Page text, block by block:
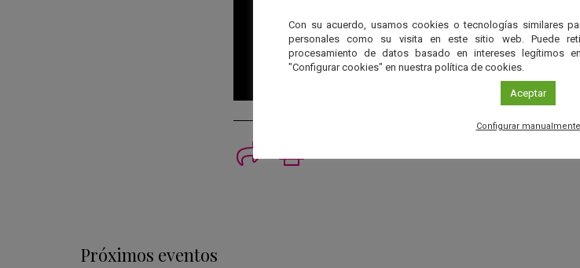
Próximos eventos
Con su acuerdo, usamos cookies o tecnologías similares
personales como su visita en este sitio web. Puede
procesamiento de datos basado en intereses legítimos
"Configurar cookies" en nuestra política de cookies.
Aceptar
Configurar manualmente